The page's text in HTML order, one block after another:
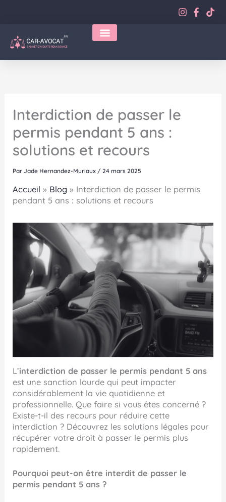
Interdiction de passer le
permis pendant 5 ans :
solutions et recours
ParJade Hernandez-Muriaux /24 mars 2025
Accueil » Blog » Interdiction de passer le permis
pendant 5 ans : solutions et recours
L’interdiction de passer le permis pendant 5 ans
est une sanction lourde qui peut impacter
considérablement la vie quotidienne et
professionnelle. Que faire si vous êtes concerné ?
Existe-t-il des recours pour réduire cette
interdiction ? Découvrez les solutions légales pour
récupérer votre droit à passer le permis plus
rapidement.
Pourquoi peut-on être interdit de passer le
permis pendant 5 ans ?